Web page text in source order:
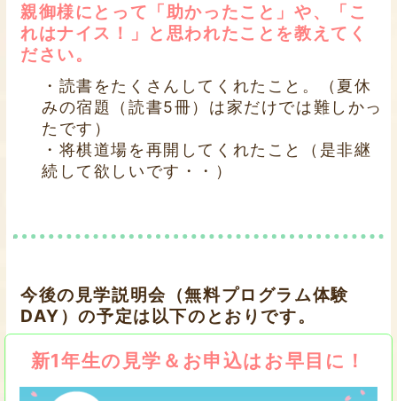
親御様にとって「助かったこと」や、「こ
れはナイス！」と思われたことを教えてく
ださい。
・読書をたくさんしてくれたこと。（夏休
みの宿題（読書5冊）は家だけでは難しかっ
たです）
・将棋道場を再開してくれたこと（是非継
続して欲しいです・・）
今後の見学説明会（無料プログラム体験
DAY）の予定は以下のとおりです。
新1年生の見学＆お申込はお早目に！